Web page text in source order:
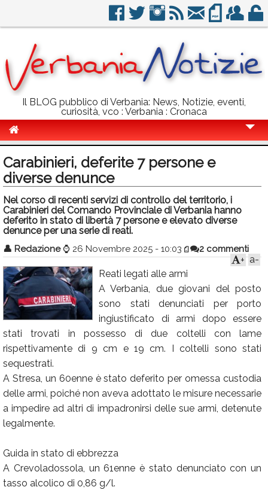
Il BLOG pubblico di Verbania: News, Notizie, eventi,
curiosità, vco : Verbania : Cronaca
Politica
Sport
Eventi
Calendario
Annunci
Carabinieri, deferite 7 persone e
diverse denunce
Nel corso di recenti servizi di controllo del territorio, i
Carabinieri del Comando Provinciale di Verbania hanno
deferito in stato di libertà 7 persone e elevato diverse
denunce per una serie di reati.
👤 Redazione ⌚ 26 Novembre 2025 - 10:03 2 commenti
a-
+
Reati legati alle armi
A Verbania, due giovani del posto
sono stati denunciati per porto
ingiustificato di armi dopo essere
stati trovati in possesso di due coltelli con lame
rispettivamente di 9 cm e 19 cm. I coltelli sono stati
sequestrati.
A Stresa, un 60enne è stato deferito per omessa custodia
delle armi, poiché non aveva adottato le misure necessarie
a impedire ad altri di impadronirsi delle sue armi, detenute
legalmente.
Guida in stato di ebbrezza
A Crevoladossola, un 61enne è stato denunciato con un
tasso alcolico di 0,86 g/l.